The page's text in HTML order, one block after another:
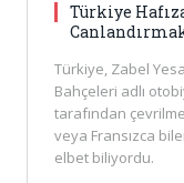
Türkiye
Türkiye, Zabel
Bahçeleri adlı
tarafından
veya Fransızca
elbet biliyordu.